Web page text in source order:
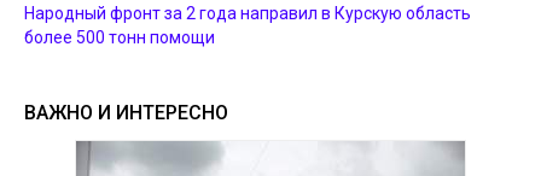
Народный фронт за 2 года направил в Курскую область
более 500 тонн помощи
ВАЖНО И ИНТЕРЕСНО